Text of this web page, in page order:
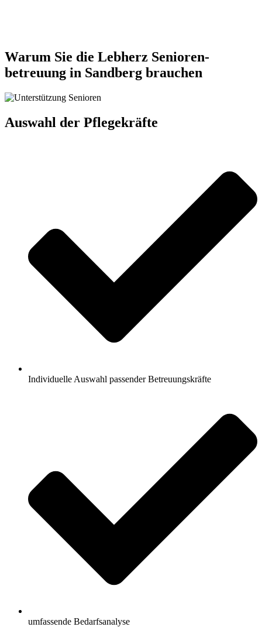
Warum Sie die Lebherz Senioren­
betreuung in Sandberg brauchen
Auswahl der Pflegekräfte
Individuelle Auswahl passender Betreuungskräfte
umfassende Bedarfsanalyse